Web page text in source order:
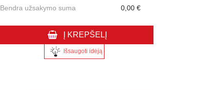
Bendra užsakymo suma 0,00 €
Į KREPŠELĮ
Išsaugoti idėją